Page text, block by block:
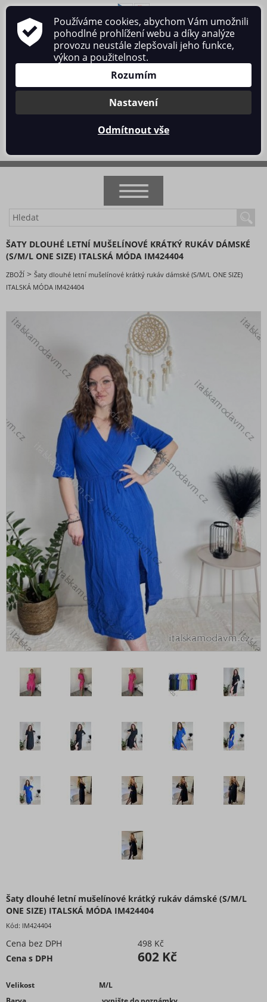
O nás Obchodní podmínky
Ochrana osobních údajů
Kontakt
Přihlásit se/Registrace
NOVINKY
AKCE
DOPORUČENÉ
BESTSELLERY
VALENTÝNSKÁ - VÁNOČNÍ KOLEKCE
Oblečení dámské
Nadměrné velikosti
Doplňky módy
Oblečení bez potisku
Extravagantní móda
ŠATY DLOUHÉ LETNÍ MUŠELÍNOVÉ KRÁTKÝ RUKÁV DÁMSKÉ
(S/M/L ONE SIZE) ITALSKÁ MÓDA IM424404
ZBOŽÍ > Šaty dlouhé letní mušelínové krátký rukáv dámské (S/M/L ONE SIZE)
ITALSKÁ MÓDA IM424404
Šaty dlouhé letní mušelínové krátký rukáv dámské (S/M/L
ONE SIZE) ITALSKÁ MÓDA IM424404
Kód: IM424404
Cena bez DPH
498 Kč
Cena s DPH
602 Kč
Velikost
M/L
Používáme cookies, abychom Vám umožnili
pohodlné prohlížení webu a díky analýze
provozu neustále zlepšovali jeho funkce,
výkon a použitelnost.
Rozumím
Nastavení
Odmítnout vše